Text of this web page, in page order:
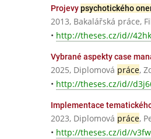
Projevypsychotického
2013, Bakalářská práce,
• http://theses.cz/id//
Vybrané aspekty case
2025, Diplomová práce,
• http://theses.cz/id//
Implementace
2023, Diplomová práce,
• http://theses.cz/id//